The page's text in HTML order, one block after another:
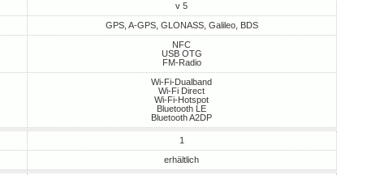
v 5
GPS, A-GPS, GLONASS, Galileo, BDS
NFC
USB OTG
FM-Radio
Wi-Fi-Dualband
Wi-Fi Direct
Wi-Fi-Hotspot
Bluetooth LE
Bluetooth A2DP
1
erhältlich